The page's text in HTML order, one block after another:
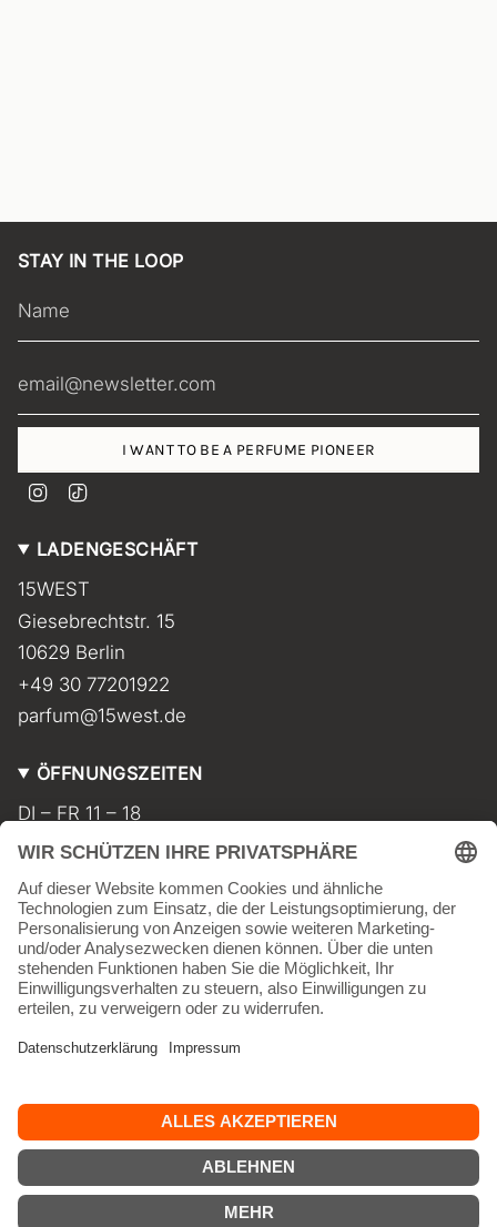
STAY IN THE LOOP
I WANT TO BE A PERFUME PIONEER
t
g
a
m
T
k
LADENGESCHÄFT
15WEST
Giesebrechtstr. 15
10629 Berlin
+49 30 77201922
parfum@15west.de
ÖFFNUNGSZEITEN
DI – FR 11 – 18
SA 11 – 17
MO geschlossen
INFORMATIONEN
Kontakt
Impressum
AGB